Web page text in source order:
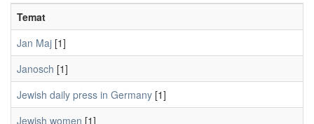
Temat
Jan Maj [1]
Janosch [1]
Jewish daily press in Germany [1]
Jewish women [1]